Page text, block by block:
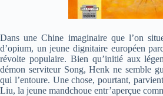
Dans une Chine imaginaire que l’on
d’opium, un jeune dignitaire européen
révolte populaire. Bien qu’initié aux
démon serviteur Song, Henk ne semble
qui l’entoure. Une chose, pourtant,
Liu, la jeune mandchoue entr’aperçue